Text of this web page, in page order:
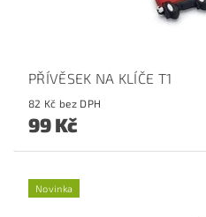
PŘÍVĚSEK NA KLÍČE T1
82 Kč bez DPH
99 Kč
Novinka